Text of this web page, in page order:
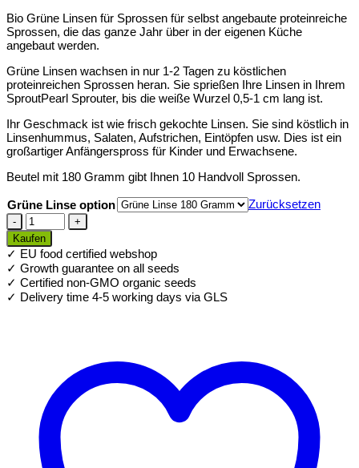
Bio Grüne Linsen für Sprossen für selbst angebaute proteinreiche
Sprossen, die das ganze Jahr über in der eigenen Küche
angebaut werden.
Grüne Linsen wachsen in nur 1-2 Tagen zu köstlichen
proteinreichen Sprossen heran. Sie sprießen Ihre Linsen in Ihrem
SproutPearl Sprouter, bis die weiße Wurzel 0,5-1 cm lang ist.
Ihr Geschmack ist wie frisch gekochte Linsen. Sie sind köstlich in
Linsenhummus, Salaten, Aufstrichen, Eintöpfen usw. Dies ist ein
großartiger Anfängerspross für Kinder und Erwachsene.
Beutel mit 180 Gramm gibt Ihnen 10 Handvoll Sprossen.
Grüne Linse option
Zurücksetzen
Bio
Grüne
Linsen
für
Sprossen
Menge
Kaufen
✓ EU food certified webshop
✓ Growth guarantee on all seeds
✓ Certified non-GMO organic seeds
✓ Delivery time 4-5 working days via GLS